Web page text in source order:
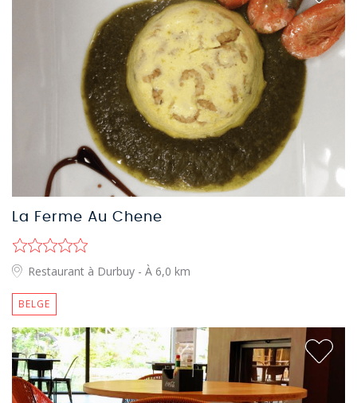
La Ferme Au Chene
Restaurant à Durbuy - À 6,0 km
BELGE